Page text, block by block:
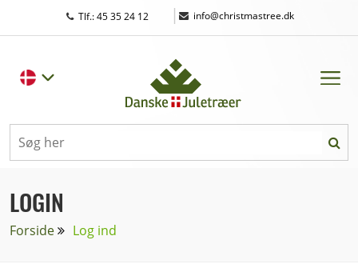
Tlf.: 45 35 24 12 | info@christmastree.dk
LOGIN
Forside Log ind